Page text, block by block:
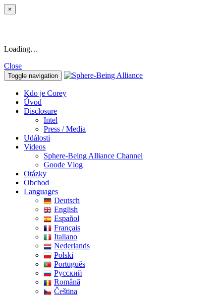
×
Loading…
Close
Toggle navigation
Kdo je Corey
Úvod
Disclosure
Intel
Press / Media
Události
Videos
Sphere-Being Alliance Channel
Goode Vlog
Otázky
Obchod
Languages
Deutsch
English
Español
Français
Italiano
Nederlands
Polski
Português
Pусский
Română
Čeština